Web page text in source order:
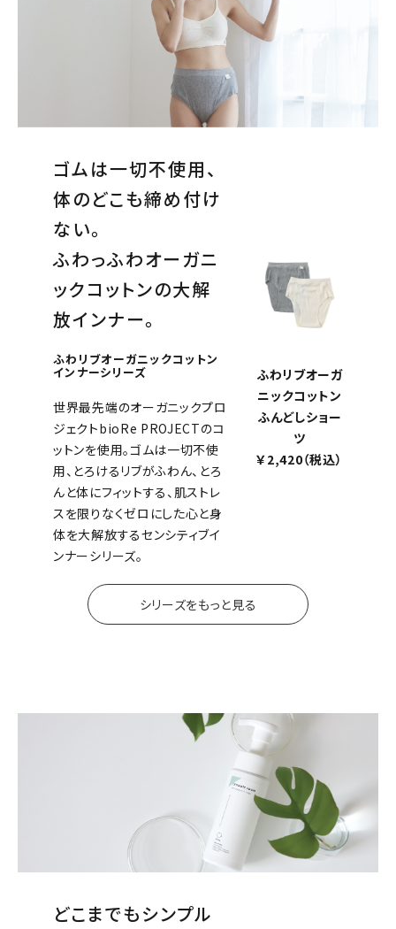
ゴムは一切不使用、
体のどこも締め付け
ない。
ふわっふわオーガニ
ックコットンの大解
放インナー。
ふわリブオーガニックコットン
インナーシリーズ
世界最先端のオーガニックプロ
ジェクトbioRe PROJECTのコ
ットンを使用。ゴムは一切不使
用、とろけるリブがふわん、とろ
んと体にフィットする、肌ストレ
スを限りなくゼロにした心と身
体を大解放するセンシティブイ
ンナーシリーズ。
ふわリブオーガ
ニックコットン
ふんどしショー
ツ
￥2,420（税込）
シリーズをもっと見る
どこまでもシンプル